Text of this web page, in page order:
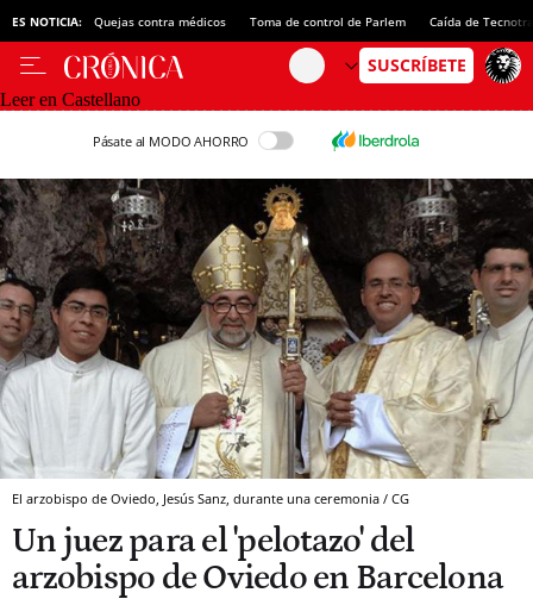
ES NOTICIA: Quejas contra médicos Toma de control de Parlem Caída de
Leer en Castellano
Pásate al MODO AHORRO
El arzobispo de Oviedo, Jesús Sanz, durante una ceremonia / CG
Un juez para el 'pelotazo' del
arzobispo de Oviedo en Barcelona